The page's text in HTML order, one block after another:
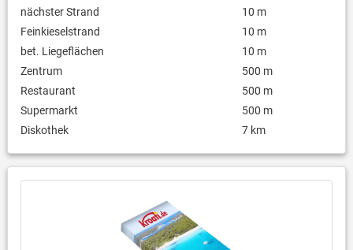
nächster Strand
10 m
Feinkieselstrand
10 m
bet. Liegeflächen
10 m
Zentrum
500 m
Restaurant
500 m
Supermarkt
500 m
Diskothek
7 km